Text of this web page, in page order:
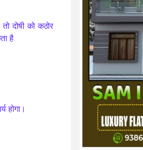
दोषी को कठोर
है
होगा।